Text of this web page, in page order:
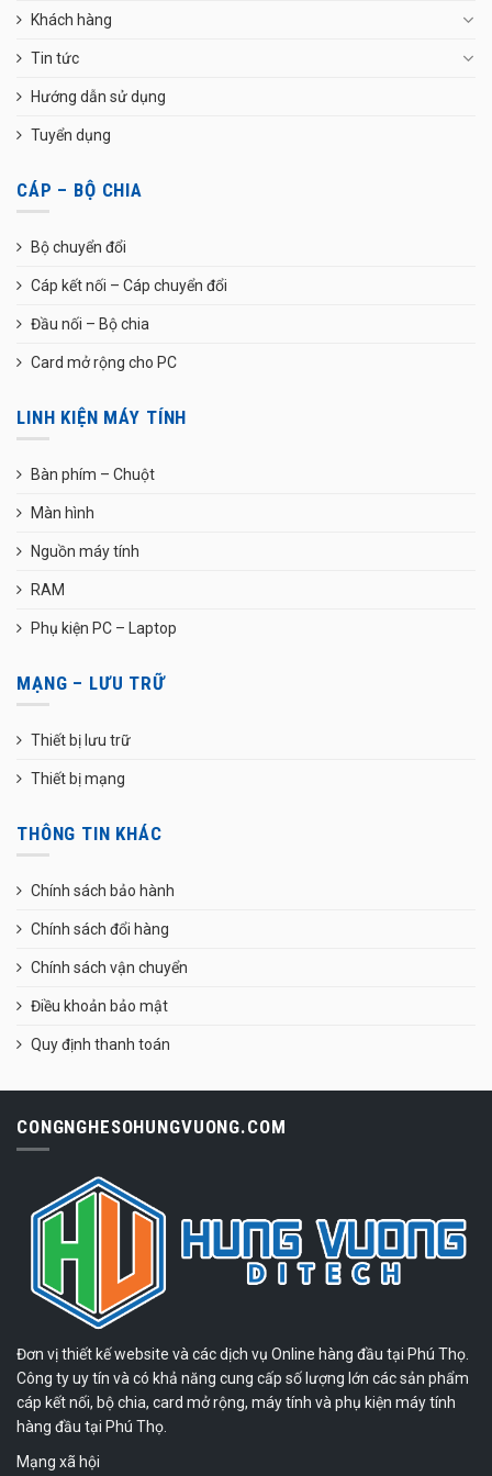
Khách hàng
Tin tức
Hướng dẫn sử dụng
Tuyển dụng
CÁP – BỘ CHIA
Bộ chuyển đổi
Cáp kết nối – Cáp chuyển đổi
Đầu nối – Bộ chia
Card mở rộng cho PC
LINH KIỆN MÁY TÍNH
Bàn phím – Chuột
Màn hình
Nguồn máy tính
RAM
Phụ kiện PC – Laptop
MẠNG – LƯU TRỮ
Thiết bị lưu trữ
Thiết bị mạng
THÔNG TIN KHÁC
Chính sách bảo hành
Chính sách đổi hàng
Chính sách vận chuyển
Điều khoản bảo mật
Quy định thanh toán
CONGNGHESOHUNGVUONG.COM
Đơn vị thiết kế website và các dịch vụ Online hàng đầu tại Phú Thọ.
Công ty uy tín và có khả năng cung cấp số lượng lớn các sản phẩm
cáp kết nối, bộ chia, card mở rộng, máy tính và phụ kiện máy tính
hàng đầu tại Phú Thọ.
Mạng xã hội